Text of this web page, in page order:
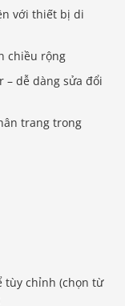
với thiết bị di
chiều rộng
– dễ dàng sửa đổi
trang trong
tùy chỉnh (chọn từ